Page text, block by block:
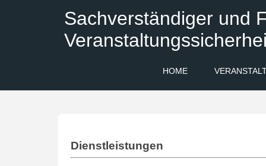
Sachverständiger und
HOME
Dienstleistungen